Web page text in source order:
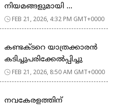
നിയമങ്ങളുമായി ...
FEB 21, 2026, 4:32 PM GMT+0000
കണ്ടക്ടറെ യാത്രക്കാരൻ
കടിച്ചുപരിക്കേൽപ്പിച്ചു
FEB 21, 2026, 8:50 AM GMT+0000
നവകേരളത്തിന്